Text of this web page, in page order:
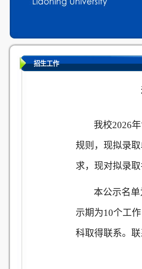
招生工作
我校2026
规则，现拟录
求，现对拟录取
本公示名
示期为10个工
科取得联系。联